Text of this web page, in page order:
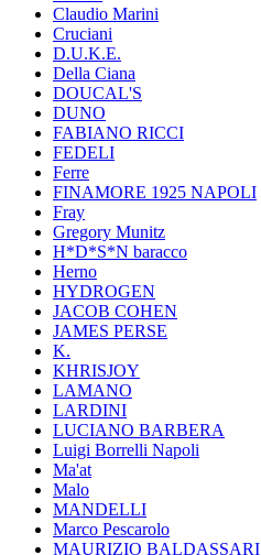
Claudio Marini
Cruciani
D.U.K.E.
Della Ciana
DOUCAL'S
DUNO
FABIANO RICCI
FEDELI
Ferre
FINAMORE 1925 NAPOLI
Fray
Gregory Munitz
H*D*S*N baracco
Herno
HYDROGEN
JACOB COHEN
JAMES PERSE
K.
KHRISJOY
LAMANO
LARDINI
LUCIANO BARBERA
Luigi Borrelli Napoli
Ma'at
Malo
MANDELLI
Marco Pescarolo
MAURIZIO BALDASSARI